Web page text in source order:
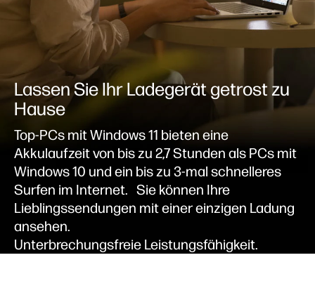
Lassen Sie Ihr Ladegerät getrost zu
Hause
Top-PCs mit Windows 11 bieten eine
Akkulaufzeit von bis zu 2,7 Stunden als PCs mit
Windows 10 und ein bis zu 3-mal schnelleres
Surfen im Internet. Sie können Ihre
Lieblingssendungen mit einer einzigen Ladung
ansehen.
Unterbrechungsfreie Leistungsfähigkeit.